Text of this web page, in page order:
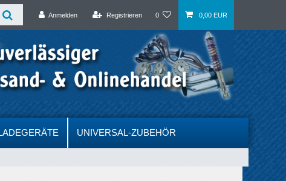
Anmelden Registrieren 0 0,00 EUR
UNIVERSAL-ZUBEHÖR